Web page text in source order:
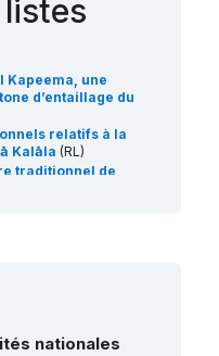
listes
Kapeema, une
d’entaillage du
relatifs à la
Kalāla (RL)
traditionnel de
nationales